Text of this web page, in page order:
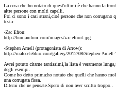
La cosa che ho notato di quest'ultimi è che hanno la
altre persone con molti capelli.
Poi ci sono i casi strani,cioè persone che non corrugano
testa:
-Zac Efron:
http://humanitum.com/images/zac-efront.jpg
-Stephen Amell (protagonista di Arrow):
http://malecelebbio.com/gallery/2012/08/Stephen-
Avrei potuto citarne tantissimi,la lista è veramente
degli esempi.
Come ho detto prima:ho notato che quelli che hanno
una corrugata fissa.
Ditemi che ne pensate.Spero di non aver scritto troppo..